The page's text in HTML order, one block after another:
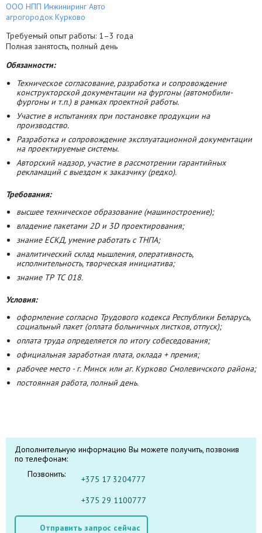
ООО НПП Инжиниринг Авто
агрогородок Курково
Требуемый опыт работы: 1–3 года
Полная занятость, полный день
Обязанности:
Техническое согласование, разработка и сопровождение
конструкторской документации на фургоны (автомобили-
фургоны и т.п.) в рамках проектной работы.
Участие в испытаниях при постановке продукции на
производство.
Разработка и сопровождение эксплуатационной документации
на проектируемые системы.
Авторский надзор, участие в рассмотрении гарантийных
рекламаций с выездом к заказчику (редко).
​​​​​​​Требования:
высшее техническое образование (машиностроение);
владение пакетами 2D и 3D проектирования;
знание ЕСКД, умение работать с ТНПА;
аналитический склад мышления, оперативность,
исполнительность, творческая инициатива;
знание ТР ТС 018.
Условия:
оформление согласно Трудового кодекса Республики Беларусь,
социальный пакет (оплата больничных листков, отпуск);
оплата труда определяется по итогу собеседования;
официальная заработная плата, оклада + премия;
рабочее место - г. Минск или аг. Курково Смолевичского района;
постоянная работа, полный день.
Дополнительную информацию Вы можете получить, позвонив
по телефонам:
Позвонить:
+375 17 3204777
+375 29 1100777
Отправить запрос сейчас